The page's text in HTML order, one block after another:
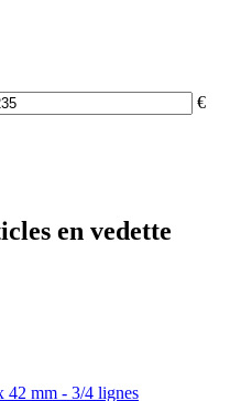
€
en vedette
42 mm - 3/4 lignes